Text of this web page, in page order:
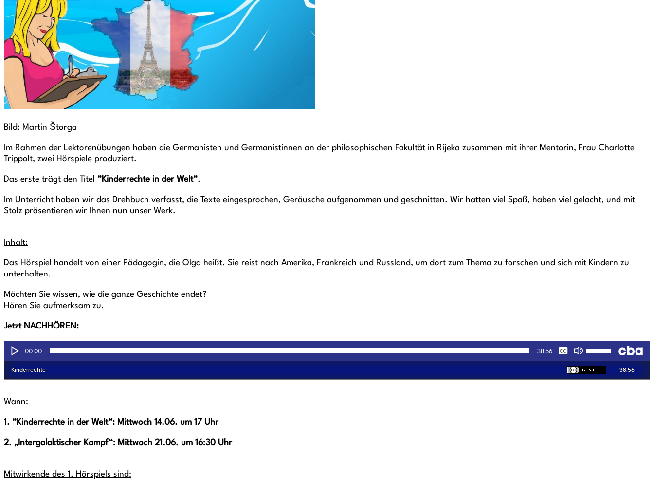
Bild: Martin Štorga
Im Rahmen der Lektorenübungen haben die Germanisten und Germanistinnen an der philosophischen Fakultät in Rijeka zusammen mit ihrer Mentorin, Frau Charlotte
Trippolt, zwei Hörspiele produziert.
Das erste trägt den Titel “Kinderrechte in der Welt“.
Im Unterricht haben wir das Drehbuch verfasst, die Texte eingesprochen, Geräusche aufgenommen und geschnitten. Wir hatten viel Spaß, haben viel gelacht, und mit
Stolz präsentieren wir Ihnen nun unser Werk.
Inhalt:
Das Hörspiel handelt von einer Pädagogin, die Olga heißt. Sie reist nach Amerika, Frankreich und Russland, um dort zum Thema zu forschen und sich mit Kindern zu
unterhalten.
Möchten Sie wissen, wie die ganze Geschichte endet?
Hören Sie aufmerksam zu.
Jetzt NACHHÖREN:
Wann:
1. “Kinderrechte in der Welt“: Mittwoch 14.06. um 17 Uhr
2. „Intergalaktischer Kampf“: Mittwoch 21.06. um 16:30 Uhr
Mitwirkende des 1. Hörspiels sind: